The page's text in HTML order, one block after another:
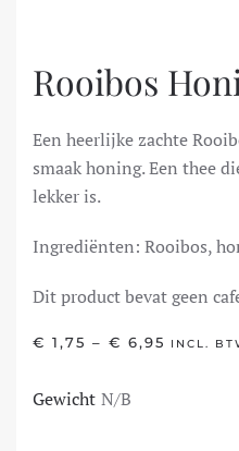
Rooibos
Een heerlijke zachte
smaak honing. Een thee
lekker is.
Ingrediënten: Rooibos,
Dit product bevat geen
€ 1,75 – € 6,95 INCL.
Gewicht N/B